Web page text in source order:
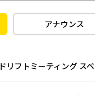
アナウンス
ドリフトミーティング ス